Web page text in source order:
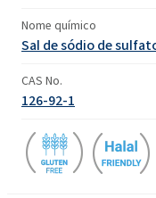
Nome químico
Sal de sódio de
CAS No.
126-92-1